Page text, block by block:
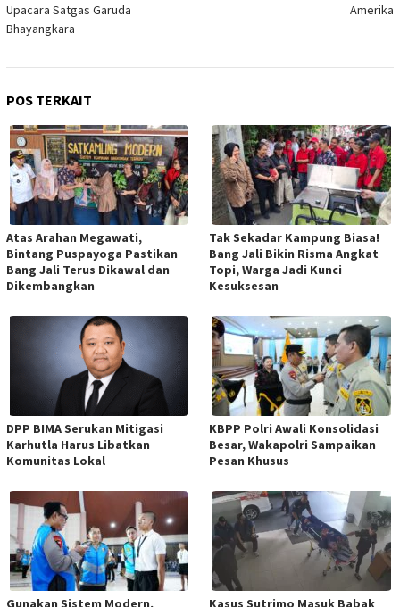
Upacara Satgas Garuda
Bhayangkara
Amerika
POS TERKAIT
Atas Arahan Megawati,
Bintang Puspayoga Pastikan
Bang Jali Terus Dikawal dan
Dikembangkan
Tak Sekadar Kampung Biasa!
Bang Jali Bikin Risma Angkat
Topi, Warga Jadi Kunci
Kesuksesan
DPP BIMA Serukan Mitigasi
Karhutla Harus Libatkan
Komunitas Lokal
KBPP Polri Awali Konsolidasi
Besar, Wakapolri Sampaikan
Pesan Khusus
Gunakan Sistem Modern, Kasus Sutrimo Masuk Babak